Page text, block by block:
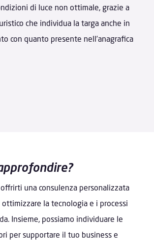
di luce non ottimale, grazie a
che individua la targa anche in
con quanto presente nell’anagrafica
una consulenza personalizzata
la tecnologia e i processi
Insieme, possiamo individuare le
per supportare il tuo business e